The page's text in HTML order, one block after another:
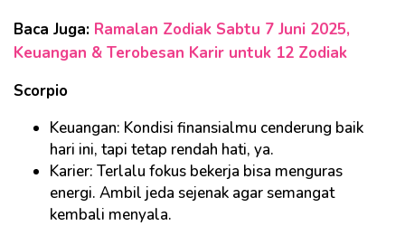
Baca Juga: Ramalan Zodiak Sabtu 7 Juni 2025,
Keuangan & Terobesan Karir untuk 12 Zodiak
Scorpio
Keuangan: Kondisi finansialmu cenderung baik
hari ini, tapi tetap rendah hati, ya.
Karier: Terlalu fokus bekerja bisa menguras
energi. Ambil jeda sejenak agar semangat
kembali menyala.